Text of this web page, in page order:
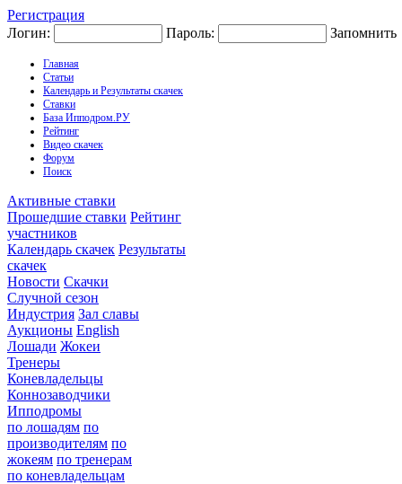
Регистрация
Логин:
Пароль: Запомнить
Главная
Статьи
Календарь и Результаты скачек
Ставки
База Ипподром.РУ
Рейтинг
Видео скачек
Форум
Поиск
Активные ставки
Прошедшие ставки Рейтинг
участников
Календарь скачек Результаты
скачек
Новости Скачки
Случной сезон
Индустрия Зал славы
Аукционы English
Лошади Жокеи
Тренеры
Коневладельцы
Коннозаводчики
Ипподромы
по лошадям по
производителям по
жокеям по тренерам
по коневладельцам